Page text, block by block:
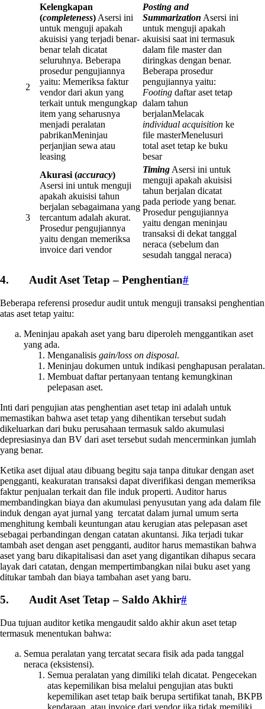
2
Kelengkapan
(completeness) Asersi ini
untuk menguji apakah
akuisisi yang terjadi benar-
benar telah dicatat
seluruhnya. Beberapa
prosedur pengujiannya
yaitu: Memeriksa faktur
vendor dari akun yang
terkait untuk mengungkap
item yang seharusnya
menjadi peralatan
pabrikanMeninjau
perjanjian sewa atau
leasing
Posting and
Summarization Asersi ini
untuk menguji apakah
akuisisi saat ini termasuk
dalam file master dan
diringkas dengan benar.
Beberapa prosedur
pengujiannya yaitu:
Footing daftar aset tetap
dalam tahun
berjalanMelacak
individual acquisition ke
file masterMenelusuri
total aset tetap ke buku
besar
3
Akurasi (accuracy)
Asersi ini untuk menguji
apakah akuisisi tahun
berjalan sebagaimana yang
tercantum adalah akurat.
Prosedur pengujiannya
yaitu dengan memeriksa
invoice dari vendor
Timing Asersi ini untuk
menguji apakah akuisisi
tahun berjalan dicatat
pada periode yang benar.
Prosedur pengujiannya
yaitu dengan meninjau
transaksi di dekat tanggal
neraca (sebelum dan
sesudah tanggal neraca)
4. Audit Aset Tetap – Penghentian#
Beberapa referensi prosedur audit untuk menguji transaksi penghentian
atas aset tetap yaitu:
Meninjau apakah aset yang baru diperoleh menggantikan aset
yang ada.
Menganalisis gain/loss on disposal.
Meninjau dokumen untuk indikasi penghapusan peralatan.
Membuat daftar pertanyaan tentang kemungkinan
pelepasan aset.
Inti dari pengujian atas penghentian aset tetap ini adalah untuk
memastikan bahwa aset tetap yang dihentikan tersebut sudah
dikeluarkan dari buku perusahaan termasuk saldo akumulasi
depresiasinya dan BV dari aset tersebut sudah mencerminkan jumlah
yang benar.
Ketika aset dijual atau dibuang begitu saja tanpa ditukar dengan aset
pengganti, keakuratan transaksi dapat diverifikasi dengan memeriksa
faktur penjualan terkait dan file induk properti. Auditor harus
membandingkan biaya dan akumulasi penyusutan yang ada dalam file
induk dengan ayat jurnal yang tercatat dalam jurnal umum serta
menghitung kembali keuntungan atau kerugian atas pelepasan aset
sebagai perbandingan dengan catatan akuntansi. Jika terjadi tukar
tambah aset dengan aset pengganti, auditor harus memastikan bahwa
aset yang baru dikapitalisasi dan aset yang digantikan dihapus secara
layak dari catatan, dengan mempertimbangkan nilai buku aset yang
ditukar tambah dan biaya tambahan aset yang baru.
5. Audit Aset Tetap – Saldo Akhir#
Dua tujuan auditor ketika mengaudit saldo akhir akun aset tetap
termasuk menentukan bahwa:
Semua peralatan yang tercatat secara fisik ada pada tanggal
neraca (eksistensi).
Semua peralatan yang dimiliki telah dicatat. Pengecekan
atas kepemilikan bisa melalui pengujian atas bukti
kepemilikan aset tetap baik berupa sertifikat tanah, BKPB
kendaraan, atau invoice dari vendor jika tidak memiliki